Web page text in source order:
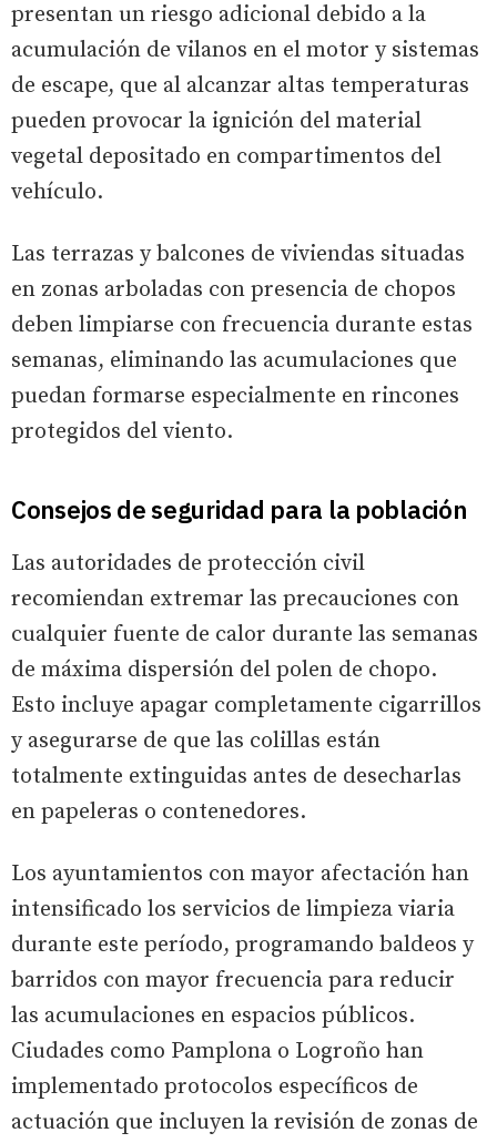
presentan un riesgo adicional debido a la
acumulación de vilanos en el motor y sistemas
de escape, que al alcanzar altas temperaturas
pueden provocar la ignición del material
vegetal depositado en compartimentos del
vehículo.
Las terrazas y balcones de viviendas situadas
en zonas arboladas con presencia de chopos
deben limpiarse con frecuencia durante estas
semanas, eliminando las acumulaciones que
puedan formarse especialmente en rincones
protegidos del viento.
Consejos de seguridad para la población
Las autoridades de protección civil
recomiendan extremar las precauciones con
cualquier fuente de calor durante las semanas
de máxima dispersión del polen de chopo.
Esto incluye apagar completamente cigarrillos
y asegurarse de que las colillas están
totalmente extinguidas antes de desecharlas
en papeleras o contenedores.
Los ayuntamientos con mayor afectación han
intensificado los servicios de limpieza viaria
durante este período, programando baldeos y
barridos con mayor frecuencia para reducir
las acumulaciones en espacios públicos.
Ciudades como Pamplona o Logroño han
implementado protocolos específicos de
actuación que incluyen la revisión de zonas de